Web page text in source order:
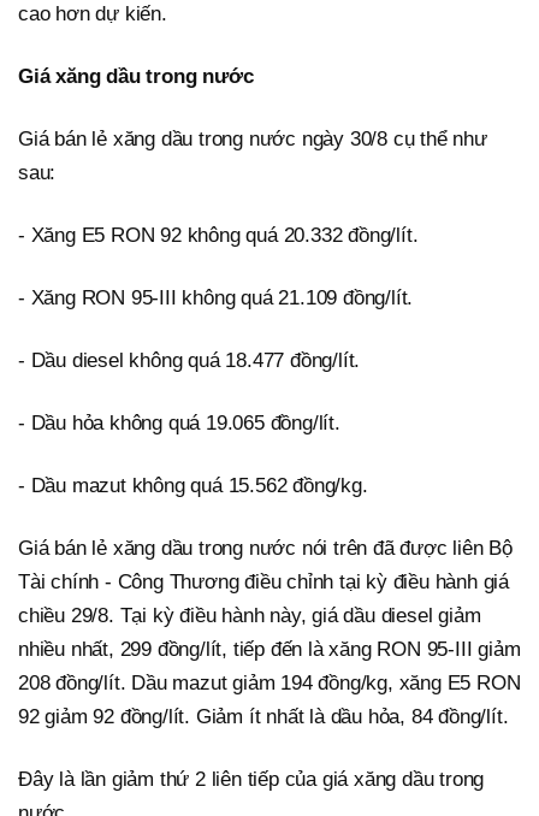
cao hơn dự kiến.
Giá xăng dầu trong nước
Giá bán lẻ xăng dầu trong nước ngày 30/8 cụ thể như
sau:
- Xăng E5 RON 92 không quá 20.332 đồng/lít.
- Xăng RON 95-III không quá 21.109 đồng/lít.
- Dầu diesel không quá 18.477 đồng/lít.
- Dầu hỏa không quá 19.065 đồng/lít.
- Dầu mazut không quá 15.562 đồng/kg.
Giá bán lẻ xăng dầu trong nước nói trên đã được liên Bộ
Tài chính - Công Thương điều chỉnh tại kỳ điều hành giá
chiều 29/8. Tại kỳ điều hành này, giá dầu diesel giảm
nhiều nhất, 299 đồng/lít, tiếp đến là xăng RON 95-III giảm
208 đồng/lít. Dầu mazut giảm 194 đồng/kg, xăng E5 RON
92 giảm 92 đồng/lít. Giảm ít nhất là dầu hỏa, 84 đồng/lít.
Đây là lần giảm thứ 2 liên tiếp của giá xăng dầu trong